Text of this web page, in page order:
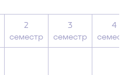
2
семестр
3
семестр
4